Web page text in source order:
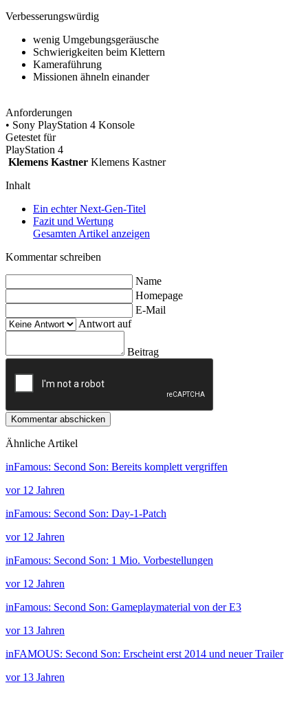
Verbesserungswürdig
wenig Umgebungsgeräusche
Schwierigkeiten beim Klettern
Kameraführung
Missionen ähneln einander
Anforderungen
• Sony PlayStation 4 Konsole
Getestet für
PlayStation 4
Klemens Kastner Klemens Kastner
Inhalt
Ein echter Next-Gen-Titel
Fazit und Wertung
Gesamten Artikel anzeigen
Kommentar schreiben
Name
Homepage
E-Mail
Antwort auf
Beitrag
Kommentar abschicken
Ähnliche Artikel
inFamous: Second Son: Bereits komplett vergriffen
vor 12 Jahren
inFamous: Second Son: Day-1-Patch
vor 12 Jahren
inFamous: Second Son: 1 Mio. Vorbestellungen
vor 12 Jahren
inFamous: Second Son: Gameplaymaterial von der E3
vor 13 Jahren
inFAMOUS: Second Son: Erscheint erst 2014 und neuer Trailer
vor 13 Jahren